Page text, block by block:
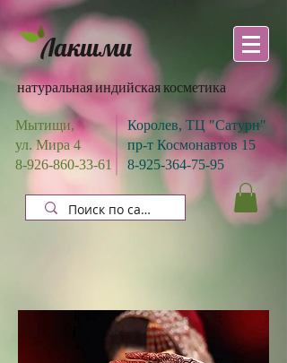
Лакшми
натуральная индийская косметика
Мытищи,
ул. Мира 4
8-926-860-33-61
Королев, ТЦ "Сатурн"
пр-т Космонавтов 15
8-925-364-75-95